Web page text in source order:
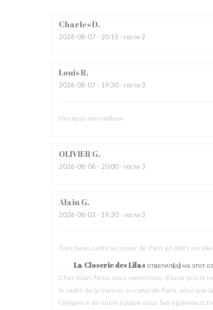
CharlesD
2026-08-07 - 20:15 - гости 2
LouisR
2026-08-07 - 19:30 - гости 3
Un repas merveilleux
OLIVIERG
2026-08-06 - 20:00 - гости 3
AlainG
2026-08-03 - 19:30 - гости 3
Très beau cadre au coeur de Paris et plats
La Closerie des Lilasответил(а) на этот
Cher Alain, Nous vous remercions d’avoir pris le
le cadre de la maison, au cœur de Paris, ainsi
l’élégance de notre équipe nous fait également